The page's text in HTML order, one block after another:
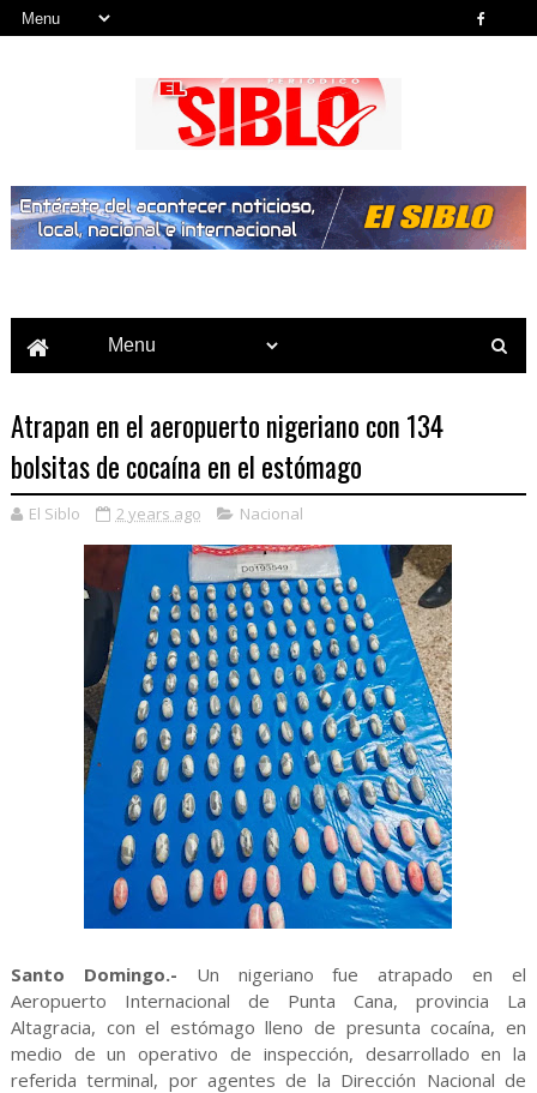
Atrapan en el aeropuerto nigeriano con 134
bolsitas de cocaína en el estómago
El Siblo 2 years ago Nacional
Santo Domingo.- Un nigeriano fue atrapado en el
Aeropuerto Internacional de Punta Cana, provincia La
Altagracia, con el estómago lleno de presunta cocaína, en
medio de un operativo de inspección, desarrollado en la
referida terminal, por agentes de la Dirección Nacional de